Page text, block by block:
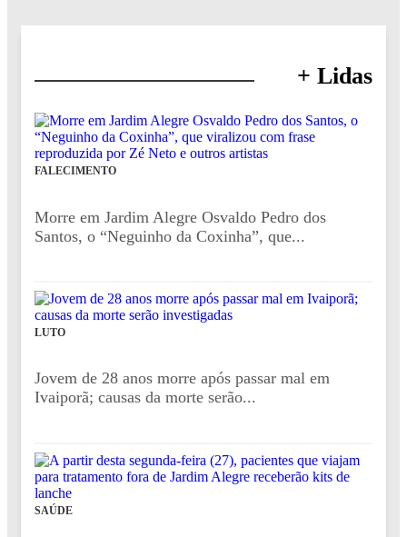
+ Lidas
FALECIMENTO
Morre em Jardim Alegre Osvaldo Pedro dos
Santos, o “Neguinho da Coxinha”, que...
LUTO
Jovem de 28 anos morre após passar mal em
Ivaiporã; causas da morte serão...
SAÚDE